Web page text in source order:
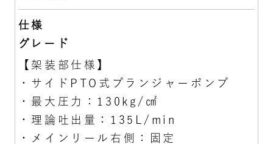
仕様
グレード
【架装部仕様】
・サイドPTO式プランジャーポンプ
・最大圧力：130kg/㎠
・理論吐出量：135L/min
・メインリール右側：固定